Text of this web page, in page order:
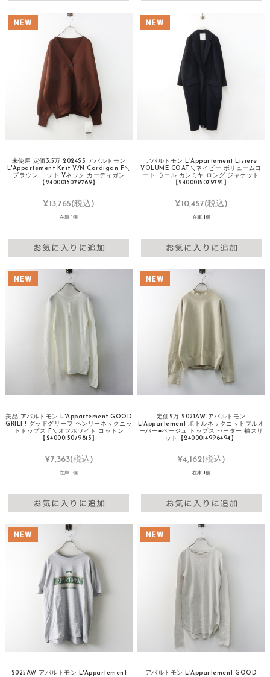
未使用 定価3.5万 2024SS アパルトモン
L'Appartement Knit V/N Cardigan F＼
ブラウン ニット Vネック カーディガン
【2400015079769】
¥13,765(税込)
在庫 1個
アパルトモン L'Appartement Lisiere
VOLUME COAT＼ネイビー ボリュームコ
ート ウール カシミヤ ロング ジャケット
【2400015079721】
¥10,457(税込)
在庫 1個
美品 アパルトモン L'Appartement GOOD
GRIEF! グッドグリーフ ヘンリーネックニッ
トトップス F＼オフホワイト コットン
【2400015079813】
¥7,363(税込)
在庫 1個
定価2万 2021AW アパルトモン
L'Appartement ボトルネックニットプルオ
ーバー■ベージュ トップス セーター 袖スリ
ット【2400014996494】
¥4,162(税込)
在庫 1個
2025AW アパルトモン L'Appartement
アパルトモン L'Appartement GOOD